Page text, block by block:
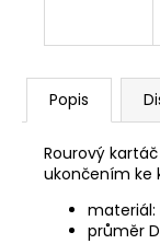
Popis
Rourový
ukončením ke
materiál:
průměr D